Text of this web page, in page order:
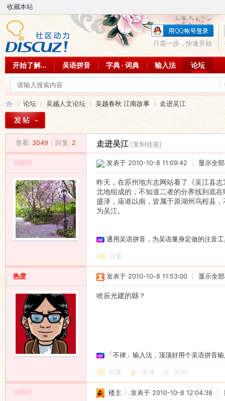
收藏本站
只需一步，快速开始
开始了解... 吴语拼音 字典 · 词典 输入法 论坛
»
论坛
›
吴越人文论坛 吴越春秋 江南故事
›
走进吴江
查看: 3049 回复: 2 走进吴江 [复制链接]
乌程仔 发表于 2010-10-8 11:09:42 显示全
昨天，在苏州地方志网站看了《吴江县
北地组成的，不知道二者的分界线到底
盛泽，庙港以南，皆属于原湖州乌程县
为吴江。
通用吴语拼音，为吴语量身定做的注音
回复
热度 发表于 2010-10-8 11:53:00 显示全
啥辰光建的縣？
「不律」输入法，顶顶好用个吴语拼音
回复 支持 反对
乌程仔 楼主 发表于 2010-10-8 12:04:38